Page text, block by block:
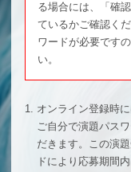
る場合には、「確
ているかご確認く
ワードが必要です
い。
1. オンライン登録時
ご自分で演題パス
だきます。この演
ドにより応募期間